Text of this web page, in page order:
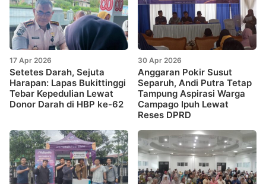
17 Apr 2026
Setetes Darah, Sejuta
Harapan: Lapas Bukittinggi
Tebar Kepedulian Lewat
Donor Darah di HBP ke-62
30 Apr 2026
Anggaran Pokir Susut
Separuh, Andi Putra Tetap
Tampung Aspirasi Warga
Campago Ipuh Lewat
Reses DPRD